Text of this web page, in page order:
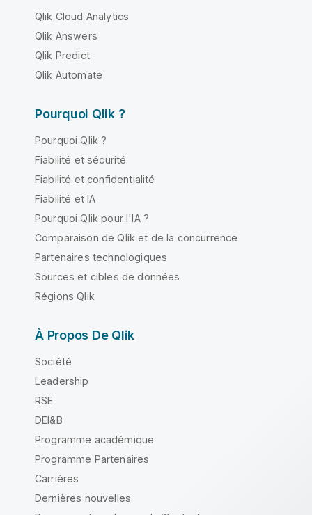
Qlik Cloud Analytics
Qlik Answers
Qlik Predict
Qlik Automate
Pourquoi Qlik ?
Pourquoi Qlik ?
Fiabilité et sécurité
Fiabilité et confidentialité
Fiabilité et IA
Pourquoi Qlik pour l'IA ?
Comparaison de Qlik et de la concurrence
Partenaires technologiques
Sources et cibles de données
Régions Qlik
À Propos De Qlik
Société
Leadership
RSE
DEI&B
Programme académique
Programme Partenaires
Carrières
Dernières nouvelles